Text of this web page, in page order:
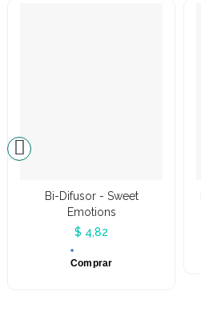
Bi-Difusor - Sweet
Emotions
$ 4,82
Comprar